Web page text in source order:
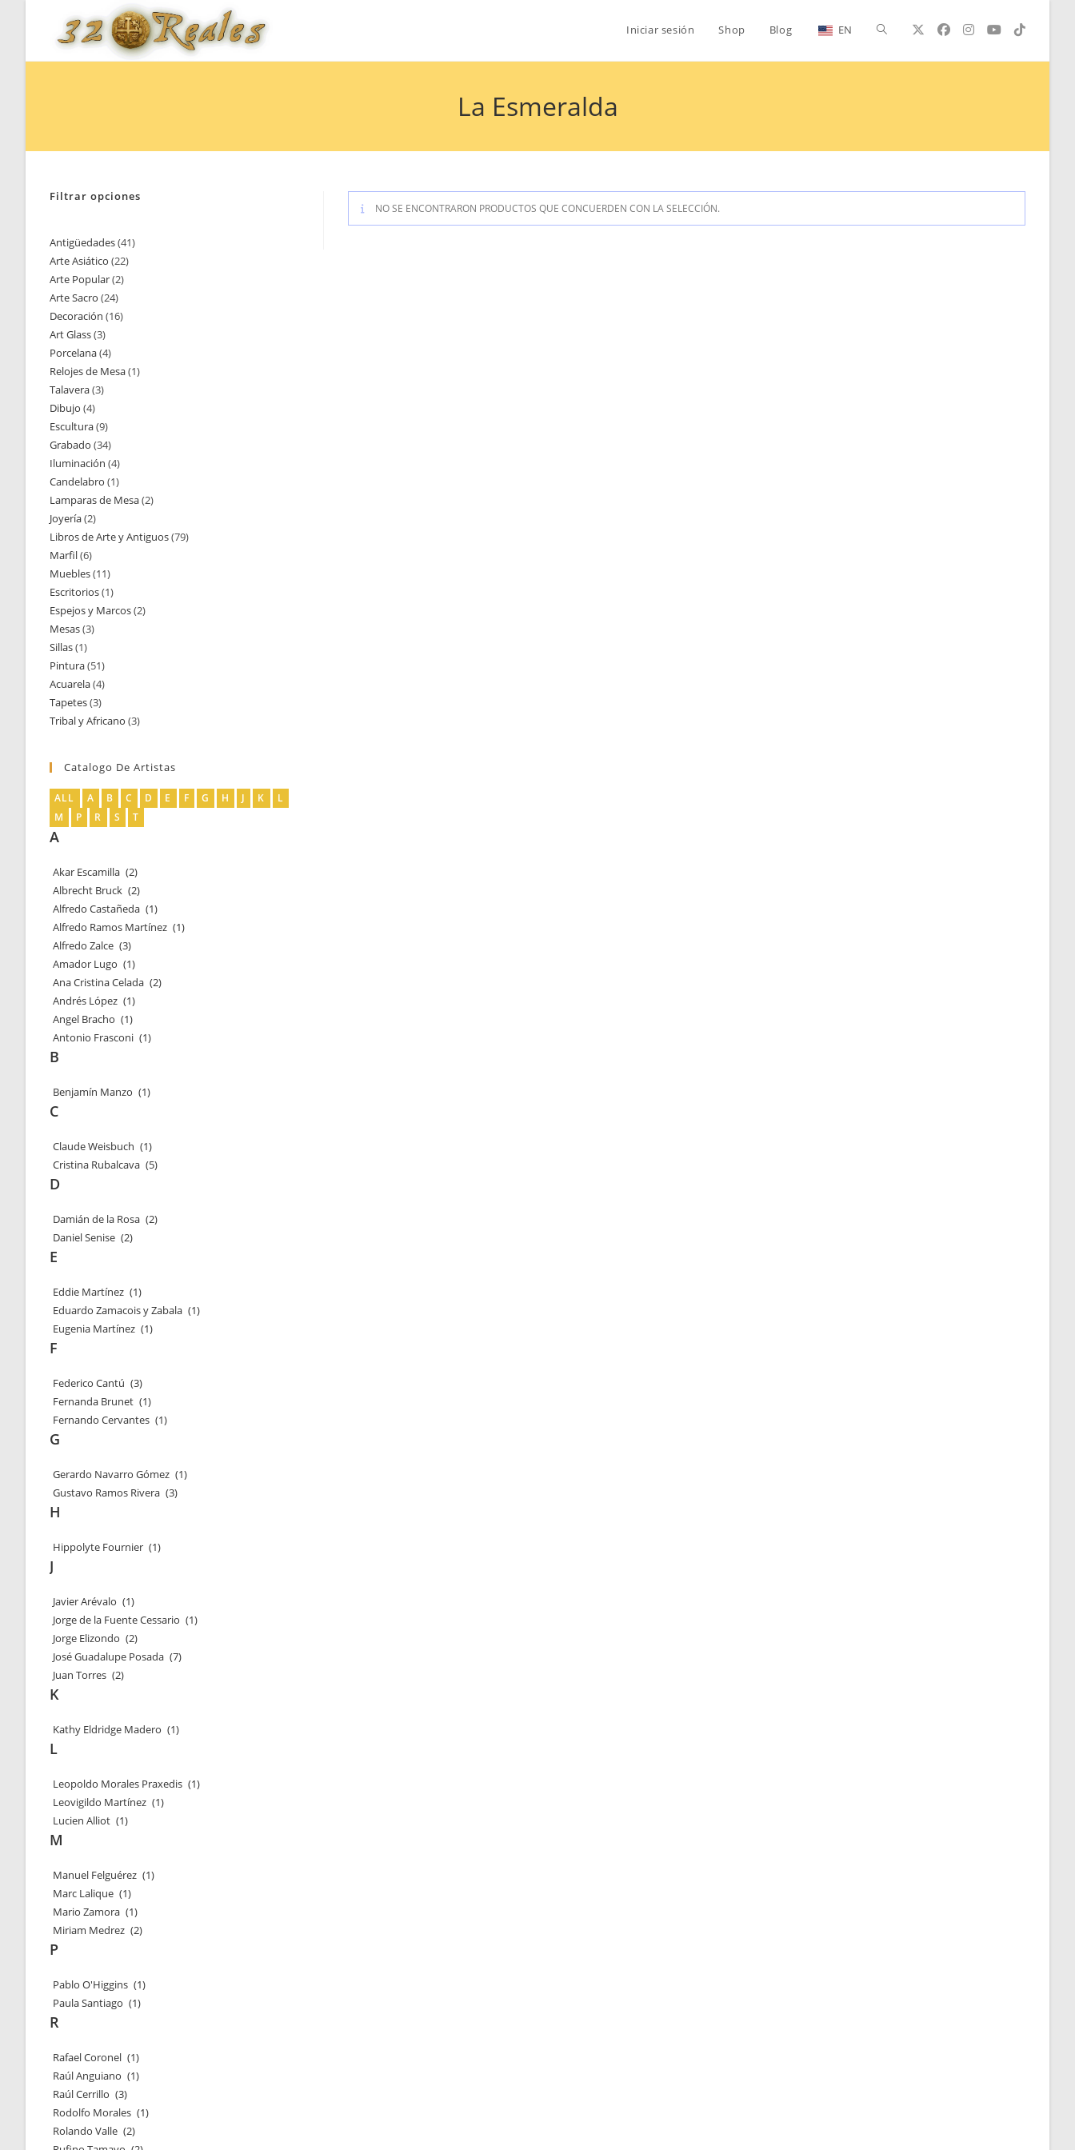
Iniciar sesión Shop Blog EN Alternar
de
La Esmeralda
NO SE ENCONTRARON PRODUCTOS QUE CONCUERDEN CON LA SELECCIÓN.
Filtrar opciones
Antigüedades 4141
Arte Asiático 2222
Arte Popular 22
Arte Sacro 2424
productos
Decoración 1616
Art Glass 33
productos
Porcelana 44
productos
Relojes de Mesa 11
Talavera 33
Dibujo 44
productos
Escultura 99
productos
Grabado 3434
productos
Iluminación 44
productos
Candelabro 11
producto
Lamparas de Mesa 22
Joyería 22
productos
Libros de Arte y Antiguos 7979
Marfil 66
productos
Muebles 1111
productos
Escritorios 11
producto
Espejos y Marcos 22
Mesas 33
Sillas 11
producto
Pintura 5151
productos
Acuarela 44
productos
Tapetes 33
productos
Tribal y Africano 33
Catalogo De Artistas
ALL A B C D E F G H J K
L
M
P R S T
A
Akar Escamilla (2)
Albrecht Bruck (2)
Alfredo Castañeda (1)
Alfredo Ramos Martínez (1)
Alfredo Zalce (3)
Amador Lugo (1)
Ana Cristina Celada (2)
Andrés López (1)
Angel Bracho (1)
Antonio Frasconi (1)
B
Benjamín Manzo (1)
C
Claude Weisbuch (1)
Cristina Rubalcava (5)
D
Damián de la Rosa (2)
Daniel Senise (2)
E
Eddie Martínez (1)
Eduardo Zamacois y Zabala (1)
Eugenia Martínez (1)
F
Federico Cantú (3)
Fernanda Brunet (1)
Fernando Cervantes (1)
G
Gerardo Navarro Gómez (1)
Gustavo Ramos Rivera (3)
H
Hippolyte Fournier (1)
J
Javier Arévalo (1)
Jorge de la Fuente Cessario (1)
Jorge Elizondo (2)
José Guadalupe Posada (7)
Juan Torres (2)
K
Kathy Eldridge Madero (1)
L
Leopoldo Morales Praxedis (1)
Leovigildo Martínez (1)
Lucien Alliot (1)
M
Manuel Felguérez (1)
Marc Lalique (1)
Mario Zamora (1)
Miriam Medrez (2)
P
Pablo O'Higgins (1)
Paula Santiago (1)
R
Rafael Coronel (1)
Raúl Anguiano (1)
Raúl Cerrillo (3)
Rodolfo Morales (1)
Rolando Valle (2)